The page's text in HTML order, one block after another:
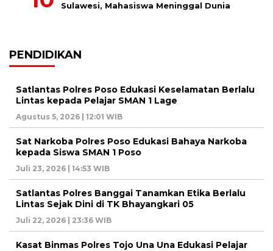
Sulawesi, Mahasiswa Meninggal Dunia
PENDIDIKAN
Satlantas Polres Poso Edukasi Keselamatan Berlalu
Lintas kepada Pelajar SMAN 1 Lage
Agustus 5, 2026 | 12:01 WIB
Sat Narkoba Polres Poso Edukasi Bahaya Narkoba
kepada Siswa SMAN 1 Poso
Juli 23, 2026 | 14:53 WIB
Satlantas Polres Banggai Tanamkan Etika Berlalu
Lintas Sejak Dini di TK Bhayangkari 05
Juli 22, 2026 | 23:36 WIB
Kasat Binmas Polres Tojo Una Una Edukasi Pelajar